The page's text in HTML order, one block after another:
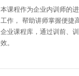
本课程作为企业内训师的
工作， 帮助讲师掌握便捷
企业课程库，通过训前、
效。